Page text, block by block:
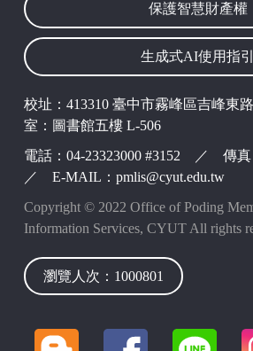
保護智慧財產權
生成式AI使用指引
校址：413310 臺中市霧峰區吉峰
室：圖書館五樓 L-506
電話：04-23323000 #3152 ／ 傳真
／ E-MAIL：pmlis@cyut.edu.tw
Copyright © 2022 Office of Poding
Information Services, CYUT All rights
瀏覽人次：1000801